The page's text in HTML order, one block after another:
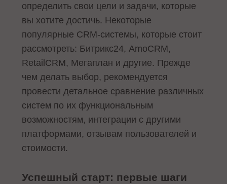
определить свои цели и задачи, которые
вы хотите достичь. Некоторые
популярные CRM-системы, которые стоит
рассмотреть: Битрикс24, AmoCRM,
RetailCRM, Мегаплан и другие. Прежде
чем делать выбор, рекомендуется
провести детальное сравнение различных
систем по их функциональным
возможностям, интеграции с другими
платформами, отзывам пользователей и
стоимости.
Успешный старт: первые шаги